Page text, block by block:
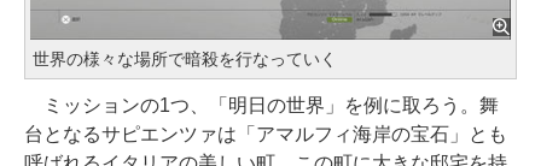
世界の様々な場所で暗殺を行なっていく
ミッションの1つ、「明日の世界」を例に取ろう。舞
台となるサピエンツァは「アマルフィ海岸の宝石」とも